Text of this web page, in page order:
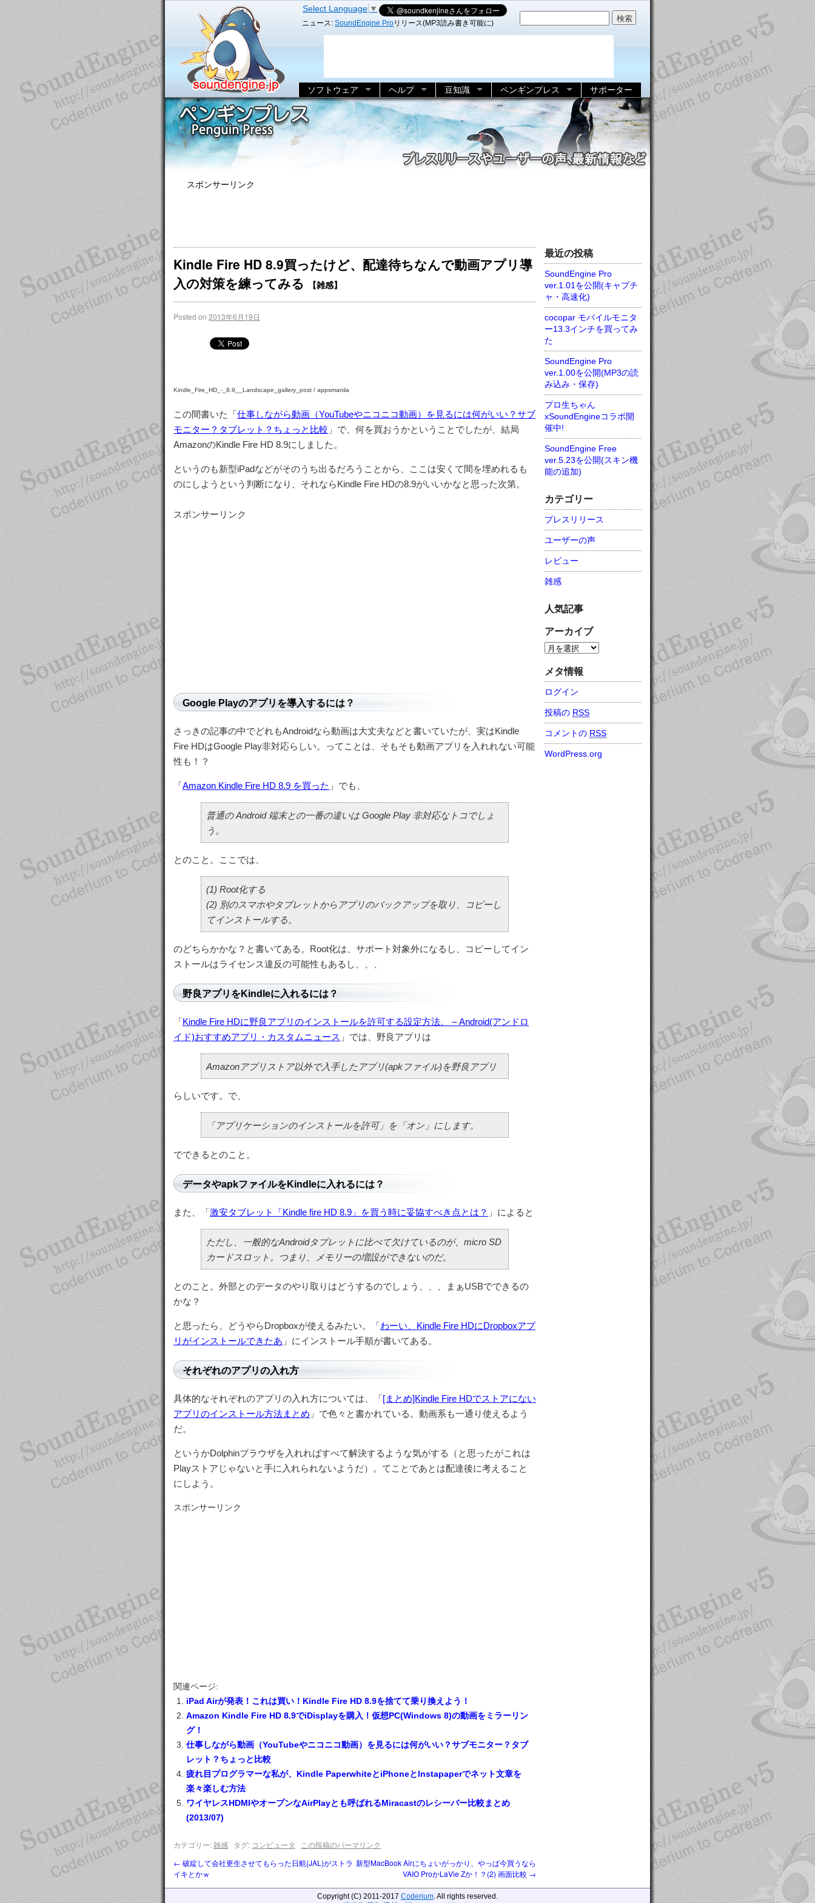
Select Language ▼
ニュース: SoundEngine Proリリース(MP3読み書き可能に)
ソフトウェア ヘルプ 豆知識 ペンギンプレス サポーター
スポンサーリンク
Kindle Fire HD 8.9買ったけど、配達待ちなんで動画アプリ導
入の対策を練ってみる
【雑感】
Posted on 2013年6月19日
Kindle_Fire_HD_-_8.9__Landscape_gallery_post / appsmanila
この間書いた「仕事しながら動画（YouTubeやニコニコ動画）を見るには何がいい？サブ
モニター？タブレット？ちょっと比較 」で、何を買おうかということでしたが、結局
AmazonのKindle Fire HD 8.9にしました。
というのも新型iPadなどがそのうち出るだろうことから、ここは安くて間を埋めれるも
のにしようという判断になり、それならKindle Fire HDの8.9がいいかなと思った次第。
スポンサーリンク
Google Playのアプリを導入するには？
さっきの記事の中でどれもAndroidなら動画は大丈夫などと書いていたが、実はKindle
Fire HDはGoogle Play非対応らしい。ってことは、そもそも動画アプリを入れれない可能
性も！？
「Amazon Kindle Fire HD 8.9 を買った 」でも、
普通の Android 端末との一番の違いは Google Play 非対応なトコでしょ
う。
とのこと。ここでは、
(1) Root化する
(2) 別のスマホやタブレットからアプリのバックアップを取り、コピーし
てインストールする。
のどちらかかな？と書いてある。Root化は、サポート対象外になるし、コピーしてイン
ストールはライセンス違反の可能性もあるし、、、
野良アプリをKindleに入れるには？
「Kindle Fire HDに野良アプリのインストールを許可する設定方法。 – Android(アンドロ
イド)おすすめアプリ・カスタムニュース 」では、野良アプリは
Amazonアプリストア以外で入手したアプリ(apkファイル)を野良アプリ
らしいです。で、
「アプリケーションのインストールを許可」を「オン」にします。
でできるとのこと。
データやapkファイルをKindleに入れるには？
また、「激安タブレット「Kindle fire HD 8.9」を買う時に妥協すべき点とは？ 」によると
ただし、一般的なAndroidタブレットに比べて欠けているのが、micro SD
カードスロット。つまり、メモリーの増設ができないのだ。
とのこと。外部とのデータのやり取りはどうするのでしょう、、、まぁUSBでできるの
かな？
と思ったら、どうやらDropboxが使えるみたい。「わーい、Kindle Fire HDにDropboxアプ
リがインストールできたあ 」にインストール手順が書いてある。
それぞれのアプリの入れ方
具体的なそれぞれのアプリの入れ方については、「[まとめ]Kindle Fire HDでストアにない
アプリのインストール方法まとめ 」で色々と書かれている。動画系も一通り使えるよう
だ。
というかDolphinブラウザを入れればすべて解決するような気がする（と思ったがこれは
Playストアじゃないと手に入れられないようだ）。てことであとは配達後に考えること
にしよう。
スポンサーリンク
関連ページ:
iPad Airが発表！これは買い！Kindle Fire HD 8.9を捨てて乗り換えよう！
Amazon Kindle Fire HD 8.9でiDisplayを購入！仮想PC(Windows 8)の動画をミラーリン
グ！
仕事しながら動画（YouTubeやニコニコ動画）を見るには何がいい？サブモニター？タブ
レット？ちょっと比較
疲れ目プログラマーな私が、Kindle PaperwhiteとiPhoneとInstapaperでネット文章を
楽々楽しむ方法
ワイヤレスHDMIやオープンなAirPlayとも呼ばれるMiracastのレシーバー比較まとめ
(2013/07)
カテゴリー:雑感 タグ: コンピュータ
この投稿のパーマリンク
← 破綻して会社更生させてもらった日航(JAL)がストラ
イキとかｗ
新型MacBook Airにちょいがっかり、やっぱ今買うなら
VAIO ProかLaVie Zか！？(2) 画面比較 →
最近の投稿
SoundEngine Pro
ver.1.01を公開(キャプチ
ャ・高速化)
cocopar モバイルモニタ
ー13.3インチを買ってみ
た
SoundEngine Pro
ver.1.00を公開(MP3の読
み込み・保存)
プロ生ちゃん
xSoundEngineコラボ開
催中!
SoundEngine Free
ver.5.23を公開(スキン機
能の追加)
カテゴリー
プレスリリース
ユーザーの声
レビュー
雑感
人気記事
アーカイブ
メタ情報
ログイン
投稿の RSS
コメントの RSS
WordPress.org
Copyright (C) 2011-2017 Coderium. All rights reserved.